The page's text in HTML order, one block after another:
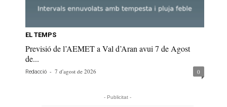
EL TEMPS
Previsió de l’AEMET a Val d’Aran avui 7 de Agost
de...
Redacció - 7 d'agost de 2026 0
- Publicitat -